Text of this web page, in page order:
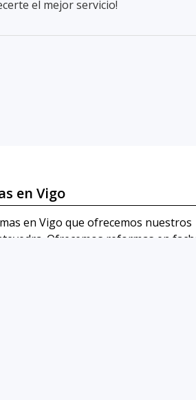
el mejor servicio!
en Vigo
en Vigo que ofrecemos nuestros
Ofrecemos reformas en